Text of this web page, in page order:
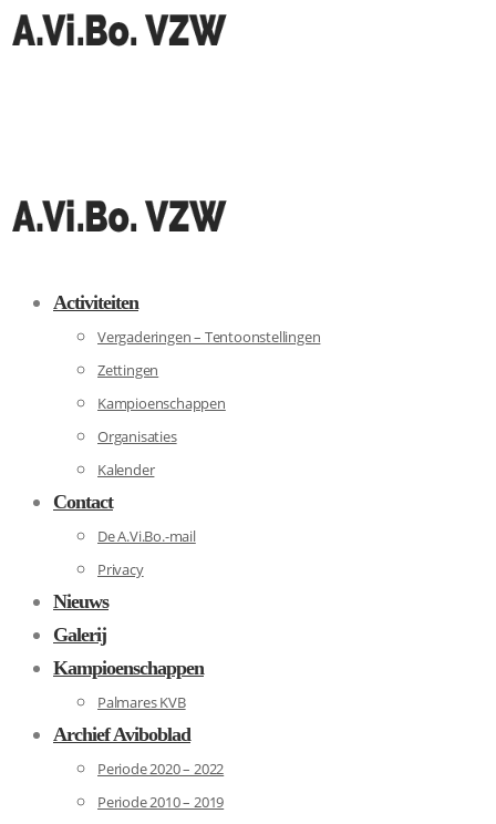
Activiteiten
Vergaderingen – Tentoonstellingen
Zettingen
Kampioenschappen
Organisaties
Kalender
Contact
De A.Vi.Bo.-mail
Privacy
Nieuws
Galerij
Kampioenschappen
Palmares KVB
Archief Aviboblad
Periode 2020 – 2022
Periode 2010 – 2019